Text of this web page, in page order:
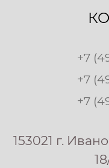
+7
+7
+7
153021 г.